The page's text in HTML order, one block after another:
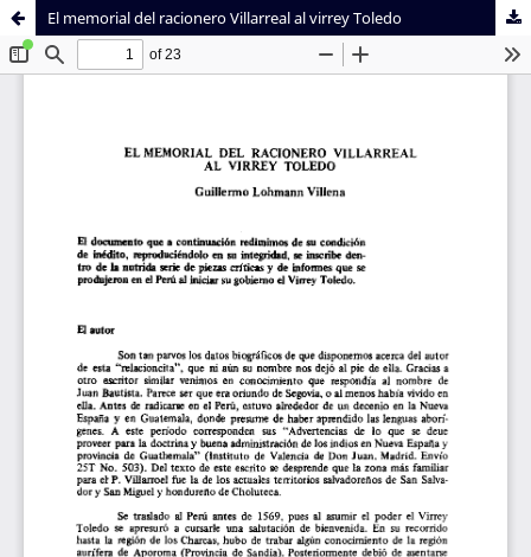
El memorial del racionero Villarreal al virrey Toledo